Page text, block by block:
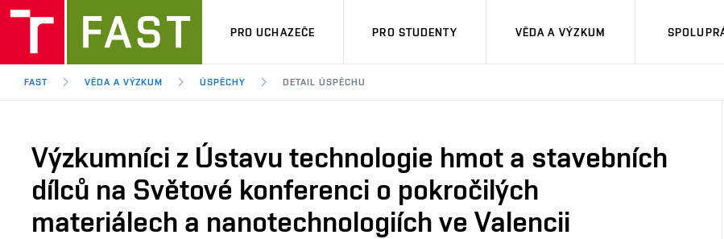
PRO UCHAZEČE PRO STUDENTY VĚDA A VÝZKUM
FAST VĚDA A VÝZKUM ÚSPĚCHY DETAIL ÚSPĚCHU
Výzkumníci z Ústavu technologie hmot a stavebních
dílců na Světové konferenci o pokročilých
materiálech a nanotechnologiích ve Valencii